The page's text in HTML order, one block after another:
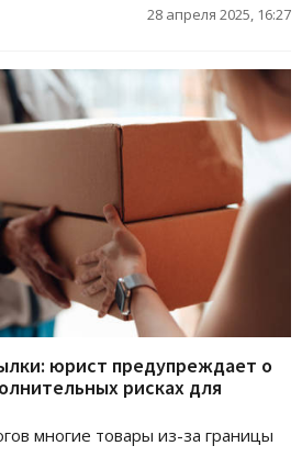
28 апреля 2025, 16:27
юрист предупреждает о
рисках для
многие товары из-за границы